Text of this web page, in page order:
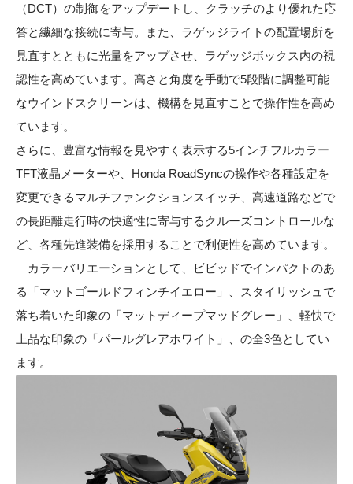
（DCT）の制御をアップデートし、クラッチのより優れた応
答と繊細な接続に寄与。また、ラゲッジライトの配置場所を
見直すとともに光量をアップさせ、ラゲッジボックス内の視
認性を高めています。高さと角度を手動で5段階に調整可能
なウインドスクリーンは、機構を見直すことで操作性を高め
ています。
さらに、豊富な情報を見やすく表示する5インチフルカラー
TFT液晶メーターや、Honda RoadSyncの操作や各種設定を
変更できるマルチファンクションスイッチ、高速道路などで
の長距離走行時の快適性に寄与するクルーズコントロールな
ど、各種先進装備を採用することで利便性を高めています。
カラーバリエーションとして、ビビッドでインパクトのあ
る「マットゴールドフィンチイエロー」、スタイリッシュで
落ち着いた印象の「マットディープマッドグレー」、軽快で
上品な印象の「パールグレアホワイト」、の全3色としてい
ます。